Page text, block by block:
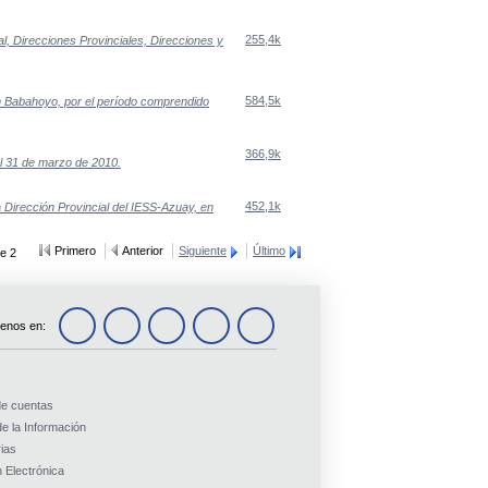
Direcciones Provinciales, Direcciones y 255,4k
por el período comprendido 584,5k
de marzo de 2010.
366,9k
Provincial del IESS-Azuay, en 452,1k
2 Primero Anterior Siguiente Último
en:
cuentas
la Información
Electrónica